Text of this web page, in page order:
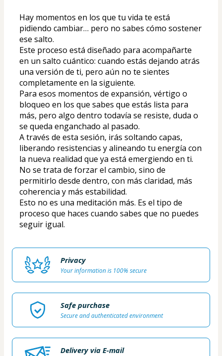
Hay momentos en los que tu vida te está
pidiendo cambiar… pero no sabes cómo sostener
ese salto.
Este proceso está diseñado para acompañarte
en un salto cuántico: cuando estás dejando atrás
una versión de ti, pero aún no te sientes
completamente en la siguiente.
Para esos momentos de expansión, vértigo o
bloqueo en los que sabes que estás lista para
más, pero algo dentro todavía se resiste, duda o
se queda enganchado al pasado.
A través de esta sesión, irás soltando capas,
liberando resistencias y alineando tu energía con
la nueva realidad que ya está emergiendo en ti.
No se trata de forzar el cambio, sino de
permitirlo desde dentro, con más claridad, más
coherencia y más estabilidad.
Esto no es una meditación más. Es el tipo de
proceso que haces cuando sabes que no puedes
seguir igual.
Privacy
Your information is 100% secure
Safe purchase
Secure and authenticated environment
Delivery via E-mail